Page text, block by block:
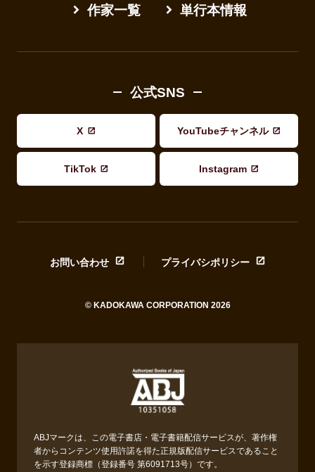
作家一覧 単行本情報
公式SNS
X YouTubeチャンネル
TikTok Instagram
お問い合わせ プライバシポリシー
© KADOKAWA CORPORATION 2026
ABJマークは、この電子書店・電子書籍配信サービスが、著作権
者からコンテンツ使用許諾を得た正規版配信サービスであること
を示す登録商標（登録番号 第6091713号）です。